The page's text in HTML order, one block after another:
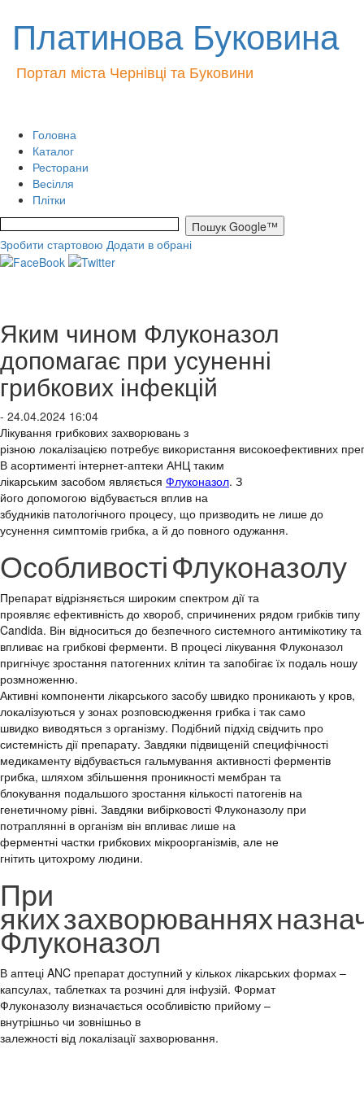
Платинова Буковина
Портал міста Чернівці та Буковини
Головна
Каталог
Ресторани
Весілля
Плітки
Зробити стартовою Додати в обрані
Яким чином Флуконазол
допомагає при усуненні
грибкових інфекцій
- 24.04.2024 16:04
Лікування грибкових захворювань з
різною локалізацією потребує використання високоефективних
В асортименті інтернет-аптеки АНЦ таким
лікарським засобом являється Флуконазол. З
його допомогою відбувається вплив на
збудників патологічного процесу, що призводить не лише до
усунення симптомів грибка, а й до повного одужання.
ОсобливостіФлуконазолу
Препарат відрізняється широким спектром дії та
проявляє ефективність до хвороб, спричинених рядом грибків типу
Candida. Він відноситься до безпечного системного антимікотику та
впливає на грибкові ферменти. В процесі лікування Флуконазол
пригнічує зростання патогенних клітин та запобігає їх подаль ношу
розмноженню.
Активні компоненти лікарського засобу швидко проникають у кров,
локалізуються у зонах розповсюдження грибка і так само
швидко виводяться з організму. Подібний підхід свідчить про
системність дії препарату. Завдяки підвищеній специфічності
медикаменту відбувається гальмування активності ферментів
грибка, шляхом збільшення проникності мембран та
блокування подальшого зростання кількості патогенів на
генетичному рівні. Завдяки вибірковості Флуконазолу при
потраплянні в організм він впливає лише на
ферментні частки грибкових мікроорганізмів, але не
гнітить цитохрому людини.
При
якихзахворюваннях
Флуконазол
В аптеці ANC препарат доступний у кількох лікарських формах –
капсулах, таблетках та розчині для інфузій. Формат
Флуконазолу визначається особливістю прийому –
внутрішньо чи зовнішньо в
залежності від локалізації захворювання.